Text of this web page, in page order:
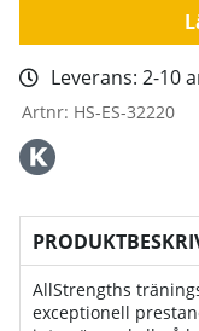
Leverans: 2-10
Artnr: HS-ES-32220
AllStrengths
exceptionell